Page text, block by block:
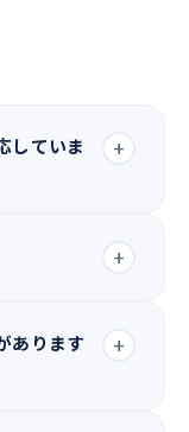
していま
+
での実績がありま
+
ださい。
あります
+